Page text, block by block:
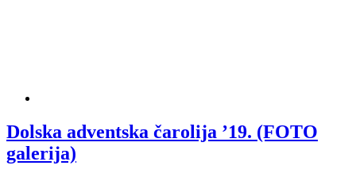
Dolska adventska čarolija ’19. (FOTO
galerija)